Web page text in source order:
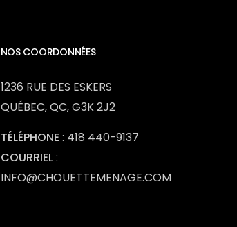
NOS COORDONNÉES
1236 RUE DES ESKERS
QUÉBEC, QC, G3K 2J2
TÉLÉPHONE : 418 440-9137
COURRIEL:
INFO@CHOUETTEMENAGE.COM